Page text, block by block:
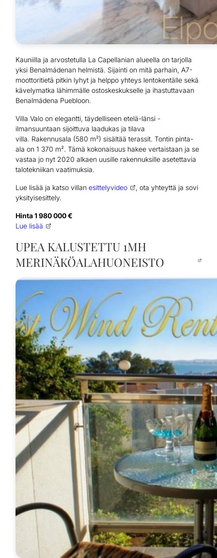
Kauniilla ja arvostetulla La Capellanian alueella on tarjolla
yksi Benalmádenan helmistä. Sijainti on mitä parhain, A7-
moottoritietä pitkin lyhyt ja helppo yhteys lentokentälle sekä
kävelymatka lähimmälle ostoskeskukselle ja ihastuttavaan
Benalmádena Puebloon.
Villa Valo on elegantti, täydelliseen etelä-länsi -
ilmansuuntaan sijoittuva laadukas ja tilava
villa. Rakennusala (580 m²) sisältää terassit. Tontin pinta-
ala on 1 370 m². Tämä kokonaisuus hakee vertaistaan ja se
vastaa jo nyt 2020 alkaen uusille rakennuksille asetettavia
talotekniikan vaatimuksia.
Lue lisää ja katso villan esittelyvideo
, ota yhteyttä ja sovi
yksityisesittely.
Hinta 1 980 000 €
Lue lisää
UPEA KALUSTETTU 1MH
MERINÄKÖALAHUONEISTO